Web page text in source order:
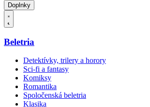
Doplnky
Beletria
Detektívky, trilery a horory
Sci-fi a fantasy
Komiksy
Romantika
Spoločenská beletria
Klasika